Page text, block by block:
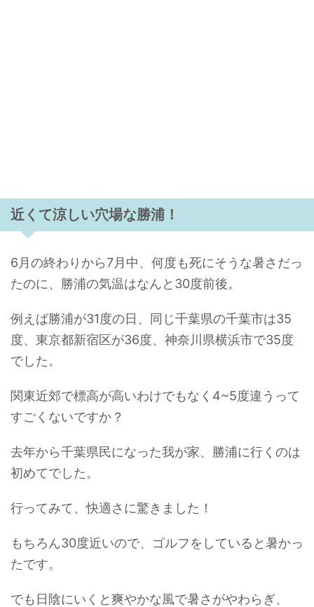
近くて涼しい穴場な勝浦！
6月の終わりから7月中、何度も死にそうな暑さだっ
たのに、勝浦の気温はなんと30度前後。
例えば勝浦が31度の日、同じ千葉県の千葉市は35
度、東京都新宿区が36度、神奈川県横浜市で35度
でした。
関東近郊で標高が高いわけでもなく4~5度違うって
すごくないですか？
去年から千葉県民になった我が家、勝浦に行くのは
初めてでした。
行ってみて、快適さに驚きました！
もちろん30度近いので、ゴルフをしていると暑かっ
たです。
でも日陰にいくと爽やかな風で暑さがやわらぎ、